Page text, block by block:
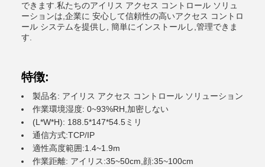
できます.私たちのアイリス アクセス コントロール ソリュ
ーションは,企業に 安心して信頼性の高いアクセス コントロ
ール システムを提供し, 簡単にインストールし,管理できま
す.
特徴:
製品名: アイリス アクセス コントロール ソリューション
作業環境湿度: 0~93%RH,加密しない
(L*W*H): 188.5*147*54.5ミリ
通信方式:TCP/IP
適性高度範囲:1.4~1.9m
作業距離: アイリス:35~50cm,顔:35~100cm